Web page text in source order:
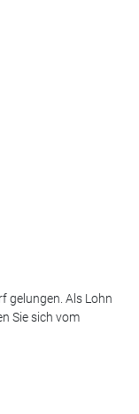
gelungen. Als Lohn
Sie sich vom